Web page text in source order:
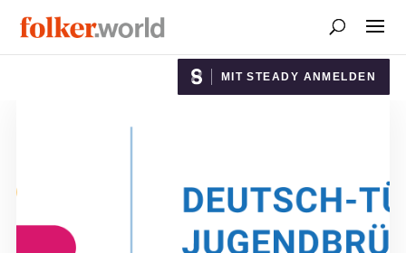
MIT STEADY ANMELDEN